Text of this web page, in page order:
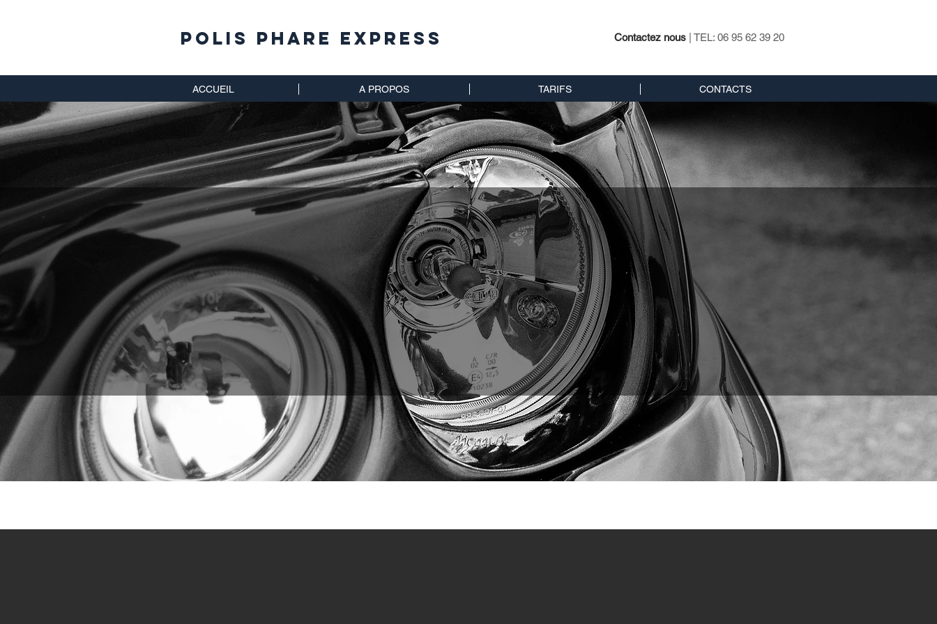
ACCUEIL A PROPOS TARIFS CONTACTS
Contactez nous | TEL: 06 95 62 39 20
Polis Phare Express
Un service pour une
vision optimale